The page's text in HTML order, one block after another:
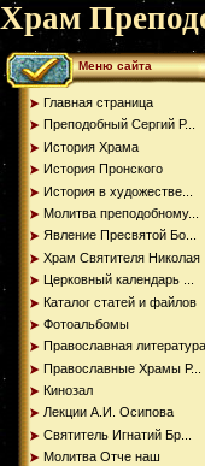
Храм
Меню сайта
Главная страница
Преподобный Сергий Р...
История Храма
История Пронского
История в художестве...
Молитва преподобному...
Явление Пресвятой Бо...
Храм Святителя Николая
Церковный календарь ...
Каталог статей и файлов
Фотоальбомы
Православная литература
Православные Храмы Р...
Кинозал
Лекции А.И. Осипова
Святитель Игнатий Бр...
Молитва Отче наш